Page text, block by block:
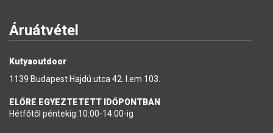
Áruátvétel
Kutyaoutdoor
1139 Budapest Hajdú utca 42. I.em 103.
ELŐRE EGYEZTETETT IDŐPONTBAN
Hétfőtől péntekig:10:00-14:00-ig